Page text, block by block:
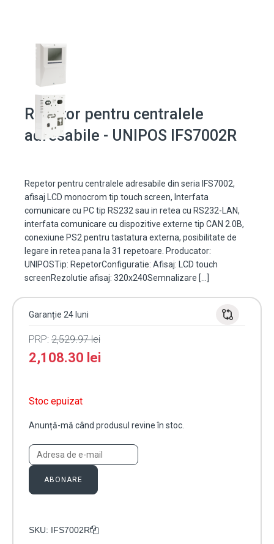
Repetor pentru centralele
adresabile - UNIPOS IFS7002R
Repetor pentru centralele adresabile din seria IFS7002,
afisaj LCD monocrom tip touch screen, Interfata
comunicare cu PC tip RS232 sau in retea cu RS232-LAN,
interfata comunicare cu dispozitive externe tip CAN 2.0B,
conexiune PS2 pentru tastatura externa, posibilitate de
legare in retea pana la 31 repetoare. Producator:
UNIPOSTip: RepetorConfiguratie: Afisaj: LCD touch
screenRezolutie afisaj: 320x240Semnalizare […]
Garanție 24 luni
PRP: 2,529.97lei
2,108.30 lei
Stoc epuizat
Anunță-mă când produsul revine în stoc.
ABONARE
SKU: IFS7002R